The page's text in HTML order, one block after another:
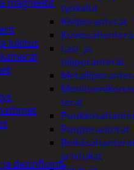
työkalut
Kiviporanterät
Kuviosahanterä
Lasi- ja
tiiliporanterät
terät
Puuporanterät
ja istukat
lukitus
ja desinfiointi